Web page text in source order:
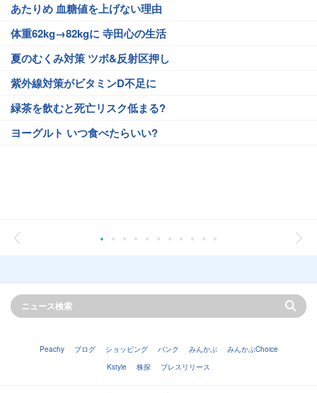
あたりめ 血糖値を上げない理由
体重62kg→82kgに 寺田心の生活
夏のむくみ対策 ツボ&反射区押し
紫外線対策がビタミンD不足に
緑茶を飲むと死亡リスク低まる?
ヨーグルト いつ食べたらいい?
Peachy ブログ ショッピング バンク みんかぶ
みんかぶChoice
Kstyle
株探 プレスリリース